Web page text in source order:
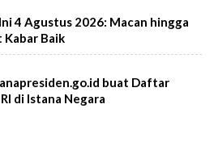
4 Agustus 2026: Macan hingga
Kabar Baik
buat Daftar
di Istana Negara